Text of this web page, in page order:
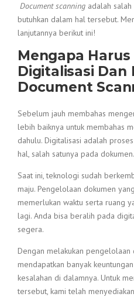
Document scanning adalah
butuhkan dalam hal tersebut.
lanjutannya berikut ini!
Mengapa
Digitalisasi Dan
Document
Sebelum jauh membahas
lebih baiknya untuk membahas
dahulu. Digitalisasi adalah
hal, salah satunya pada dokumen.
Saat ini, teknologi sudah
maju. Pengelolaan dokumen
memerlukan waktu serta ruang
lagi. Anda bisa beralih pada
segera.
Dengan melakukan pengelolaan
mendapatkan banyak
kesalahan di dalamnya. Untuk
tersebut, kami telah